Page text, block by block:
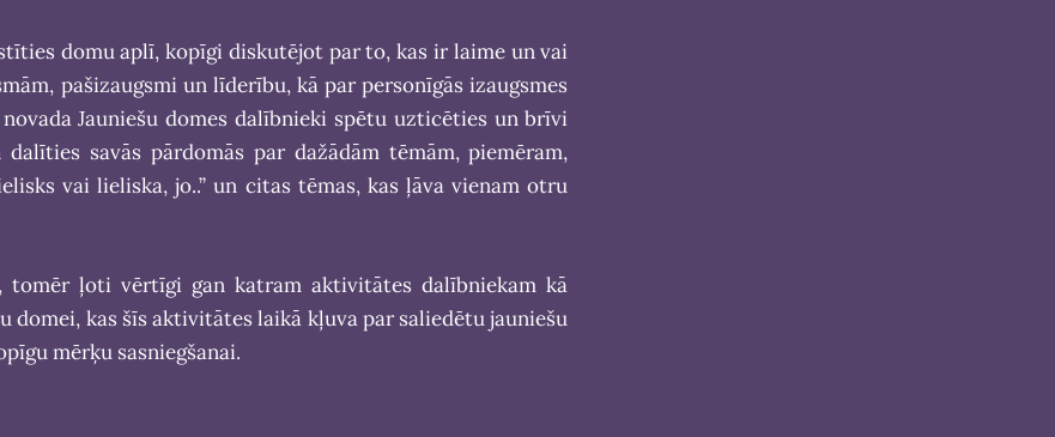
domu aplī, kopīgi diskutējot par to, kas ir laime un vai
pašizaugsmi un līderību, kā par personīgās izaugsmes
Jauniešu domes dalībnieki spētu uzticēties un brīvi
savās pārdomās par dažādām tēmām, piemēram,
vai lieliska, jo..” un citas tēmas, kas ļāva vienam otru
tomēr ļoti vērtīgi gan katram aktivitātes dalībniekam kā
domei, kas šīs aktivitātes laikā kļuva par saliedētu jauniešu
mērķu sasniegšanai.